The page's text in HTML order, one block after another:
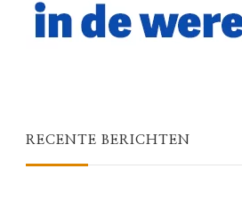
RECENTE BERICHTEN